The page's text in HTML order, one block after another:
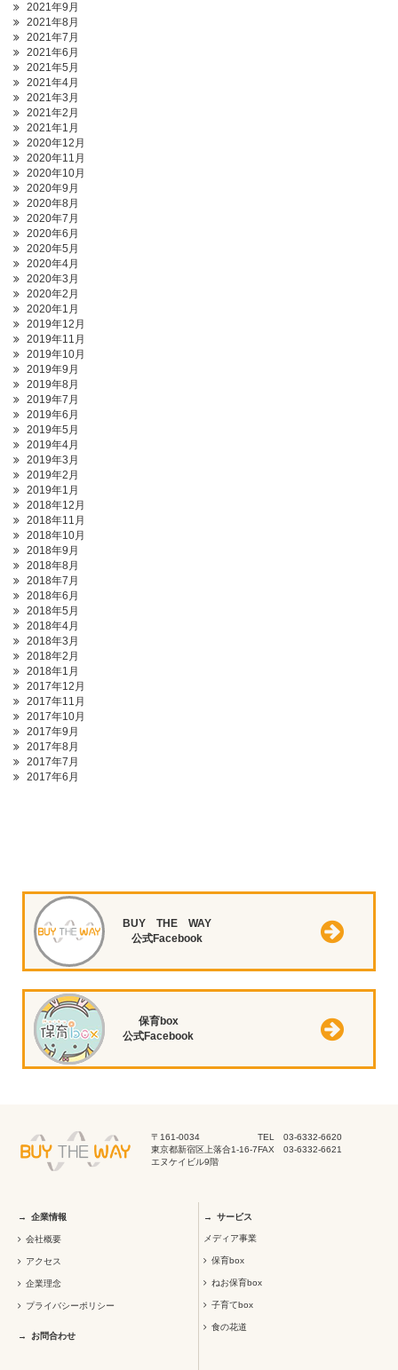
2021年9月
2021年8月
2021年7月
2021年6月
2021年5月
2021年4月
2021年3月
2021年2月
2021年1月
2020年12月
2020年11月
2020年10月
2020年9月
2020年8月
2020年7月
2020年6月
2020年5月
2020年4月
2020年3月
2020年2月
2020年1月
2019年12月
2019年11月
2019年10月
2019年9月
2019年8月
2019年7月
2019年6月
2019年5月
2019年4月
2019年3月
2019年2月
2019年1月
2018年12月
2018年11月
2018年10月
2018年9月
2018年8月
2018年7月
2018年6月
2018年5月
2018年4月
2018年3月
2018年2月
2018年1月
2017年12月
2017年11月
2017年10月
2017年9月
2017年8月
2017年7月
2017年6月
BUY THE WAY
公式Facebook
保育box
公式Facebook
〒161-0034
東京都新宿区上落合1-16-7
エヌケイビル9階
TEL 03-6332-6620
FAX 03-6332-6621
企業情報
会社概要
アクセス
企業理念
プライバシーポリシー
お問合わせ
サービス
メディア事業
保育box
ねお保育box
子育てbox
食の花道